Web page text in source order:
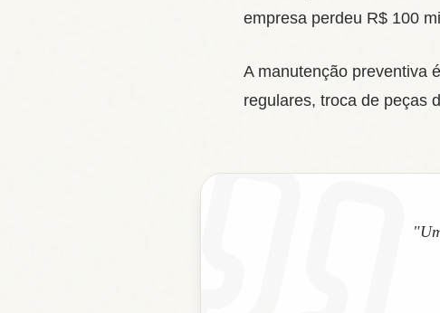
empresa perdeu R$ 100
A manutenção preventiva
regulares, troca de peças